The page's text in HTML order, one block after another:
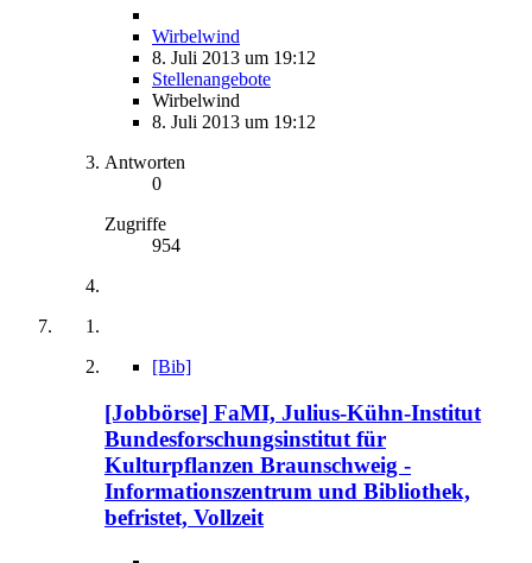
Wirbelwind
8. Juli 2013 um 19:12
Stellenangebote
Wirbelwind
8. Juli 2013 um 19:12
Antworten
0
Zugriffe
954
[Bib]
[Jobbörse] FaMI, Julius-Kühn-Institut
Bundesforschungsinstitut für
Kulturpflanzen Braunschweig -
Informationszentrum und Bibliothek,
befristet, Vollzeit